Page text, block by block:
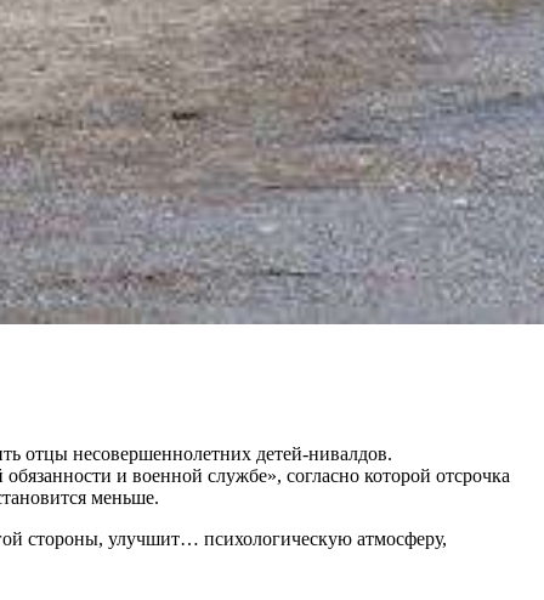
отцы несовершеннолетних детей-нивалдов.
и военной службе», согласно которой отсрочка
меньше.
стороны, улучшит… психологическую атмосферу,